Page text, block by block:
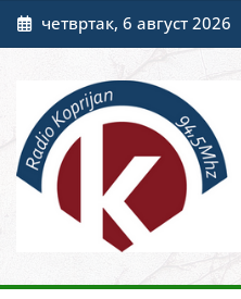
Skip
to
четвртак, 6 август 2026